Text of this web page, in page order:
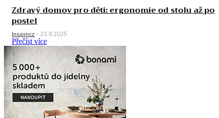
Zdravý domov pro děti: ergonomie od stolu až po
postel
Inspiricz - 23.9.2025
Přečíst více